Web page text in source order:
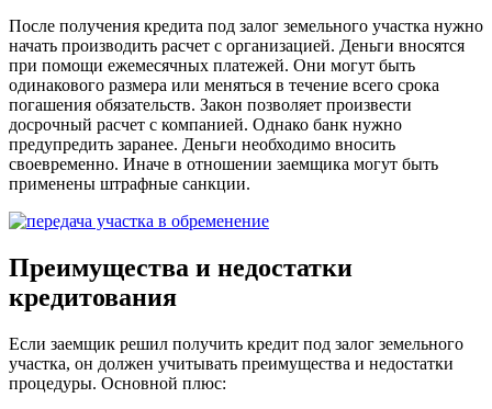
После получения кредита под залог земельного участка нужно
начать производить расчет с организацией. Деньги вносятся
при помощи ежемесячных платежей. Они могут быть
одинакового размера или меняться в течение всего срока
погашения обязательств. Закон позволяет произвести
досрочный расчет с компанией. Однако банк нужно
предупредить заранее. Деньги необходимо вносить
своевременно. Иначе в отношении заемщика могут быть
применены штрафные санкции.
Преимущества и недостатки
кредитования
Если заемщик решил получить кредит под залог земельного
участка, он должен учитывать преимущества и недостатки
процедуры. Основной плюс: